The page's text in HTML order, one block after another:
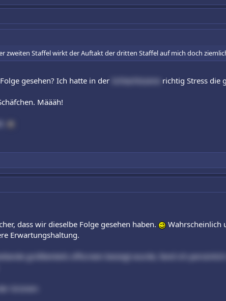
zweiten Staffel wirkt der Auftakt der dritten Staffel auf mich doch
gesehen? Ich hatte in der Schlachtszene richtig Stress die
Määäh!
dass wir dieselbe Folge gesehen haben.
Wahrscheinlich
Erwartungshaltung.
größtenteils offscreen besiegt wurde, fand ich
Grünen: